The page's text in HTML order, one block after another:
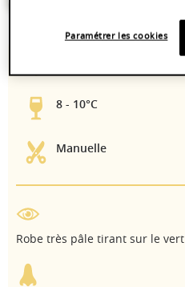
8 - 10°C
Manuelle
Robe très pâle tirant sur le vert
Paramétrer les cookies